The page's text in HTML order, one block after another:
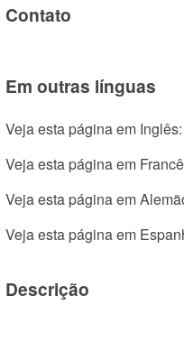
Contato
Em outras línguas
Veja esta página em Inglês:
Veja esta página em
Veja esta página em
Veja esta página em
Descrição